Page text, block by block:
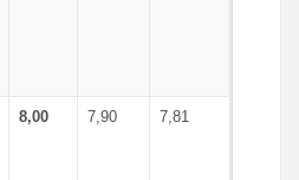
8,00 7,90 7,81